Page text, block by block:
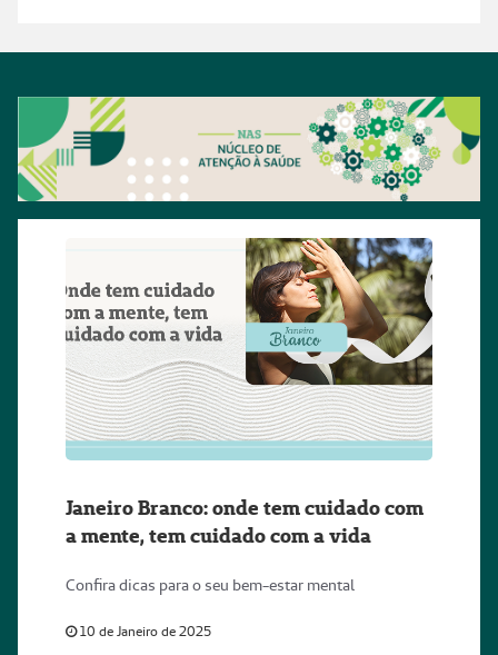
Janeiro Branco: onde tem cuidado com
a mente, tem cuidado com a vida
Confira dicas para o seu bem-estar mental
10 de Janeiro de 2025